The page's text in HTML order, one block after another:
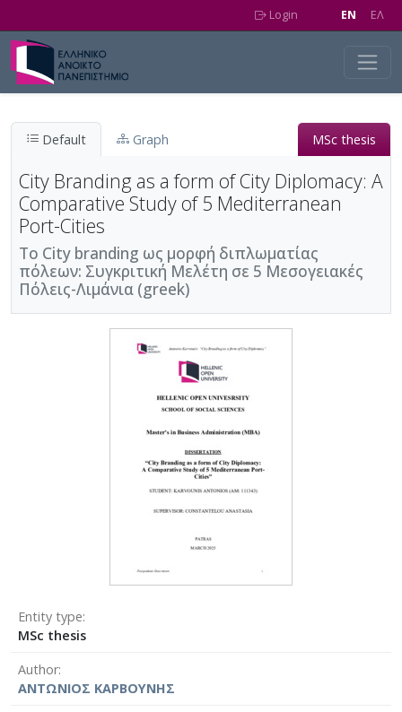
Login EN EΛ
Default Graph MSc thesis
City Branding as a form of City Diplomacy: Α
Comparative Study of 5 Mediterranean
Port-Cities
To City branding ως μορφή διπλωματίας
πόλεων: Συγκριτική Μελέτη σε 5 Μεσογειακές
Πόλεις-Λιμάνια (greek)
Entity type
MSc thesis
Author
ΑΝΤΩΝΙΟΣ ΚΑΡΒΟΥΝΗΣ